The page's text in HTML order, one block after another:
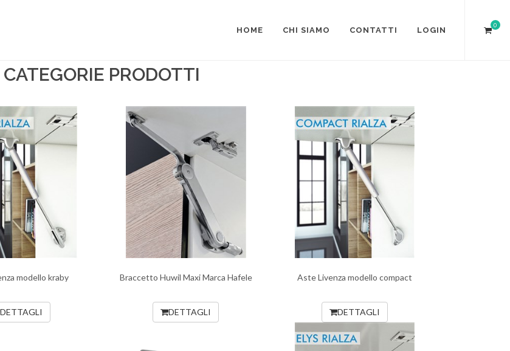
HOME CHI SIAMO CONTATTI LOGIN
0
CATEGORIE PRODOTTI
modello kraby
DETTAGLI
Braccetto Huwil Maxi Marca Hafele
DETTAGLI
Aste Livenza modello compact
DETTAGLI